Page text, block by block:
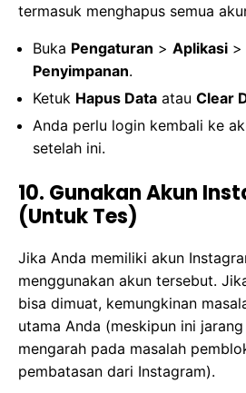
termasuk menghapus semua
Buka Pengaturan > Aplikasi >
Penyimpanan.
Ketuk Hapus Data atau Clear
Anda perlu login kembali ke
setelah ini.
10. Gunakan Akun
(Untuk Tes)
Jika Anda memiliki akun
menggunakan akun tersebut.
bisa dimuat, kemungkinan
utama Anda (meskipun ini
mengarah pada masalah
pembatasan dari Instagram).